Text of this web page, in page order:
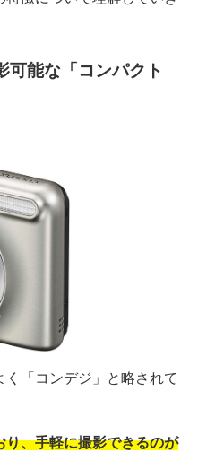
可能な「コンパクト
「コンデジ」と略されて
、手軽に撮影できるのが